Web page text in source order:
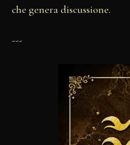
che genera discussione.
---